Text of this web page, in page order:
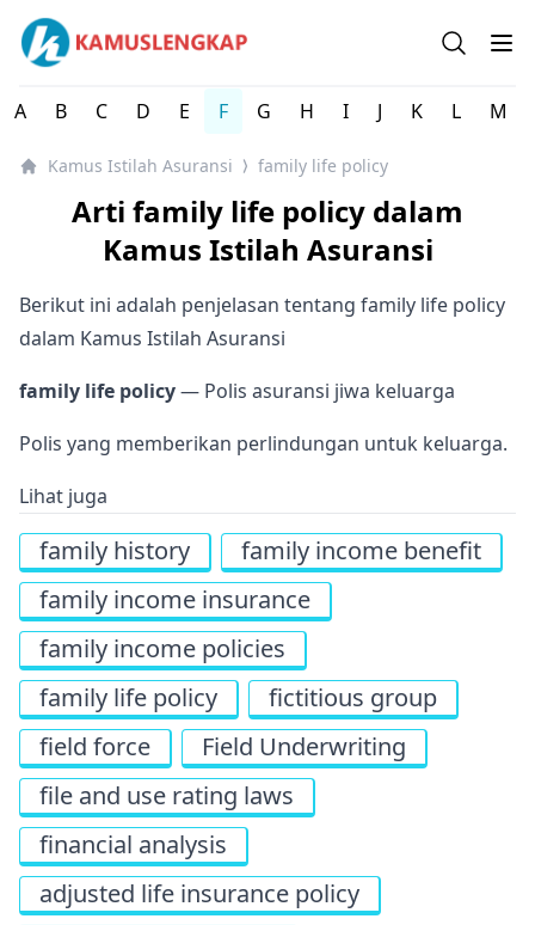
Kamus Istilah Asuransi Indonesia Lengkap
Open
A B C D E F G H I J K L M
Kamus Istilah Asuransi ⟩ family life policy
Arti family life policy dalam
Kamus Istilah Asuransi
Berikut ini adalah penjelasan tentang family life policy
dalam Kamus Istilah Asuransi
family life policy— Polis asuransi jiwa keluarga
Polis yang memberikan perlindungan untuk keluarga.
Lihat juga
family history
family income benefit
family income insurance
family income policies
family life policy
fictitious group
field force
Field Underwriting
file and use rating laws
financial analysis
adjusted life insurance policy